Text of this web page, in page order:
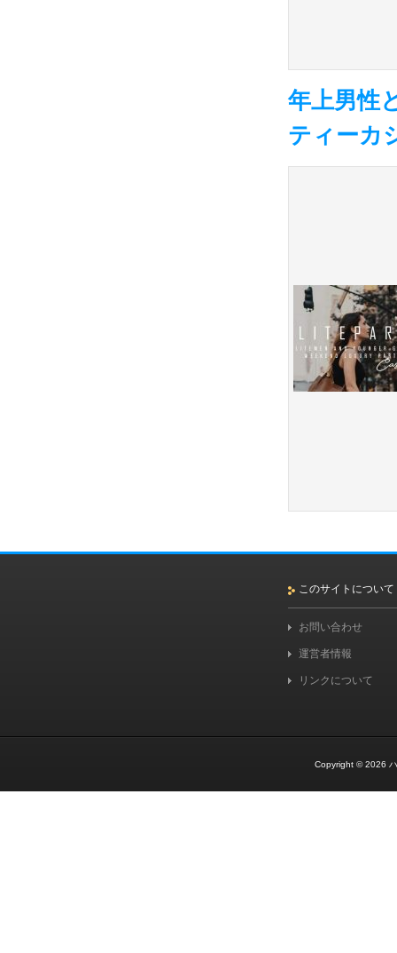
年上男性
ティーカ
このサイトについて
お問い合わせ
運営者情報
リンクについて
Copyright © 2026